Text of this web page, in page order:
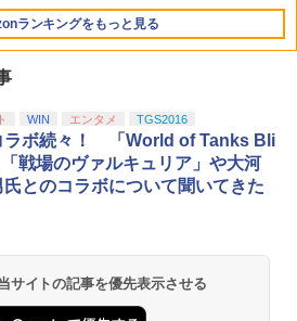
7,710
ァン 自動温度検出 3段階風速調整 LED
イト USB付き 低騒音 急速冷却 放熱
レステ5スリム用 ディスク/デジタル版
応 PS5 周辺機器 PS5 Pro 新型PS5
ランキングをもっと見る
純正品】Xbox ワイヤレス コントロー
ー + USB-C® ケーブル
8,300
プリペイドカード 5,000円 デジタ
コード 【旧 Xbox ギフトカード】 [オ
ラインコード]
Amazon.co.jp限定】劇場版モノノ怪
三章 蛇神 (Amazon.co.jp限定オリジ
ル三方背収納ケース付きコレクション)
リジナル特典:オリジナル巾着＋メー
ー特典:【坤と離】二振りの剣、十翼よ
WIN エンタメ TGS2016
ラボ続々！ 「World of Tanks Bli
戦場のヴァルキュリア」や大河
氏とのコラボについて聞いてきた
サイトの記事を優先表示させる